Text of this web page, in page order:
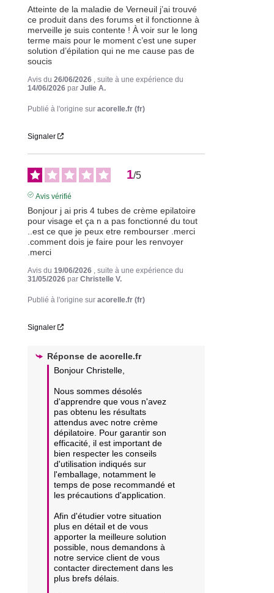
Atteinte de la maladie de Verneuil j’ai trouvé
ce produit dans des forums et il fonctionne à
merveille je suis contente ! À voir sur le long
terme mais pour le moment c’est une super
solution d’épilation qui ne me cause pas de
soucis
Avis du 26/06/2026 , suite à une expérience du
14/06/2026 par Julie A.
Publié à l'origine sur acorelle.fr (fr)
Signaler
1/5
Avis vérifié
Bonjour j ai pris 4 tubes de crème epilatoire
pour visage et ça n a pas fonctionné du tout
..est ce que je peux etre rembourser .merci
.comment dois je faire pour les renvoyer
.merci
Avis du 19/06/2026 , suite à une expérience du
31/05/2026 par Christelle V.
Publié à l'origine sur acorelle.fr (fr)
Signaler
Réponse de acorelle.fr
Bonjour Christelle,
Nous sommes désolés
d'apprendre que vous n'avez
pas obtenu les résultats
attendus avec notre crème
dépilatoire. Pour garantir son
efficacité, il est important de
bien respecter les conseils
d'utilisation indiqués sur
l'emballage, notamment le
temps de pose recommandé et
les précautions d'application.
Afin d'étudier votre situation
plus en détail et de vous
apporter la meilleure solution
possible, nous demandons à
notre service client de vous
contacter directement dans les
plus brefs délais.